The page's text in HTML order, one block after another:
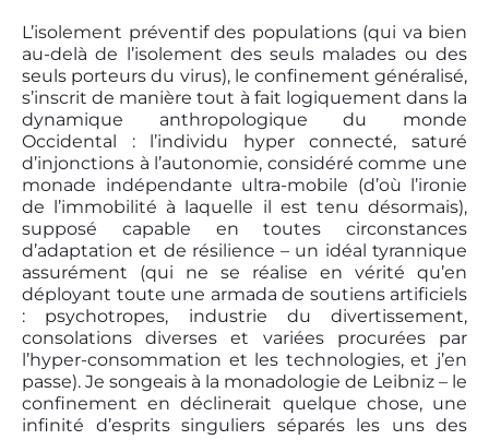
L’isolement préventif des populations (qui va bien
au-delà de l’isolement des seuls malades ou des
seuls porteurs du virus), le confinement généralisé,
s’inscrit de manière tout à fait logiquement dans la
dynamique anthropologique du monde
Occidental : l’individu hyper connecté, saturé
d’injonctions à l’autonomie, considéré comme une
monade indépendante ultra-mobile (d’où l’ironie
de l’immobilité à laquelle il est tenu désormais),
supposé capable en toutes circonstances
d’adaptation et de résilience – un idéal tyrannique
assurément (qui ne se réalise en vérité qu’en
déployant toute une armada de soutiens artificiels
: psychotropes, industrie du divertissement,
consolations diverses et variées procurées par
l’hyper-consommation et les technologies, et j’en
passe). Je songeais à la monadologie de Leibniz – le
confinement en déclinerait quelque chose, une
infinité d’esprits singuliers séparés les uns des